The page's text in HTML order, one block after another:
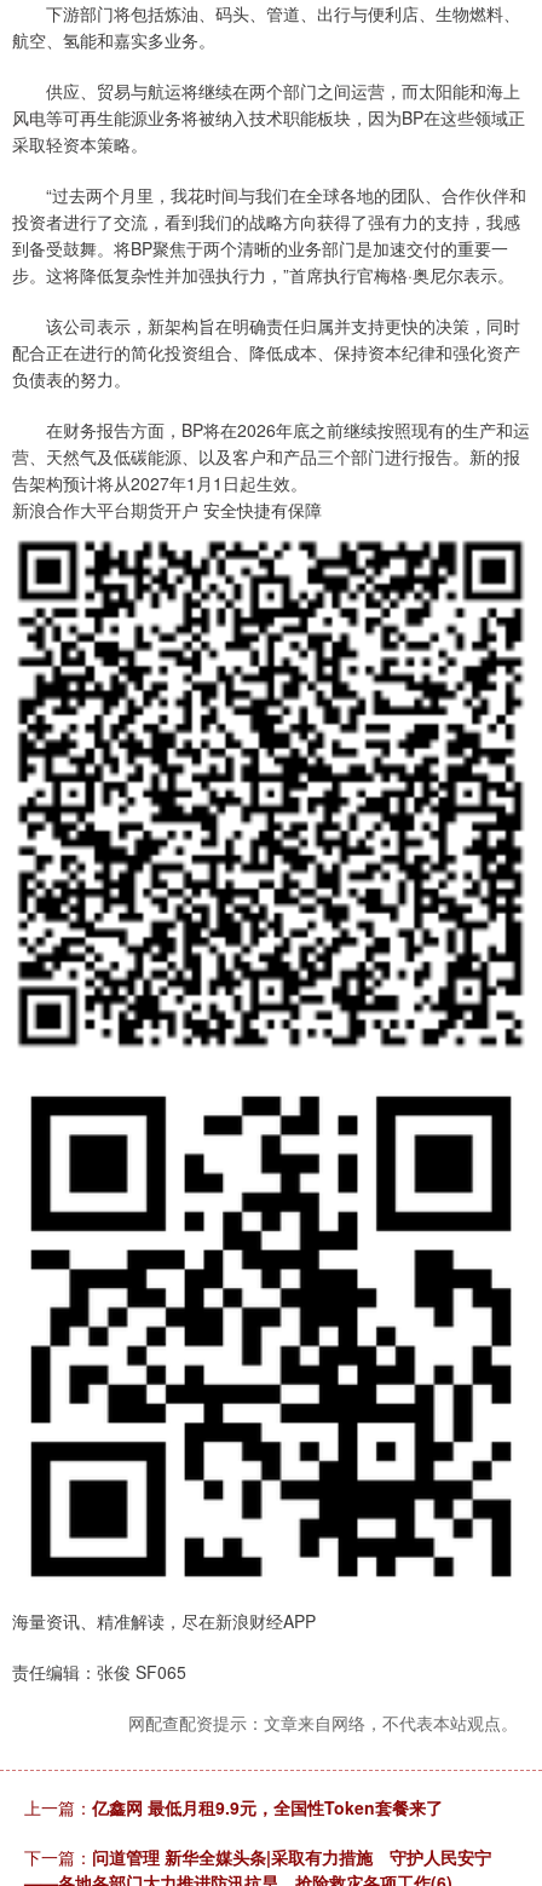
下游部门将包括炼油、码头、管道、出行与便利店、生物燃料、
航空、氢能和嘉实多业务。
供应、贸易与航运将继续在两个部门之间运营，而太阳能和海上
风电等可再生能源业务将被纳入技术职能板块，因为BP在这些领域正
采取轻资本策略。
“过去两个月里，我花时间与我们在全球各地的团队、合作伙伴和
投资者进行了交流，看到我们的战略方向获得了强有力的支持，我感
到备受鼓舞。将BP聚焦于两个清晰的业务部门是加速交付的重要一
步。这将降低复杂性并加强执行力，”首席执行官梅格·奥尼尔表示。
该公司表示，新架构旨在明确责任归属并支持更快的决策，同时
配合正在进行的简化投资组合、降低成本、保持资本纪律和强化资产
负债表的努力。
在财务报告方面，BP将在2026年底之前继续按照现有的生产和运
营、天然气及低碳能源、以及客户和产品三个部门进行报告。新的报
告架构预计将从2027年1月1日起生效。
新浪合作大平台期货开户 安全快捷有保障
海量资讯、精准解读，尽在新浪财经APP
责任编辑：张俊 SF065
网配查配资提示：文章来自网络，不代表本站观点。
上一篇： 亿鑫网 最低月租9.9元，全国性Token套餐来了
下一篇： 问道管理 新华全媒头条|采取有力措施 守护人民安宁